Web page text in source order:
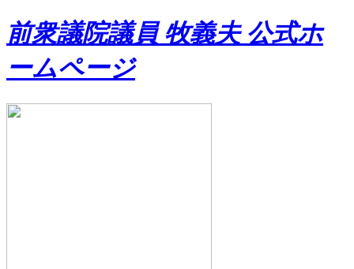
前衆議院議員 牧義夫 公式ホ
ームページ